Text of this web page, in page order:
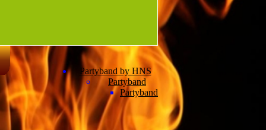
Partyband by HNS
Partyband
Partyband